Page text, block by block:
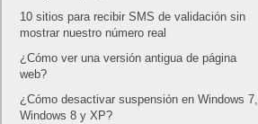
10 sitios para recibir SMS de validación sin
mostrar nuestro número real
¿Cómo ver una versión antigua de página
web?
¿Cómo desactivar suspensión en Windows 7,
Windows 8 y XP?